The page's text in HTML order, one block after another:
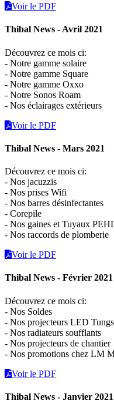
Voir le PDF
Thibal News - Avril 2021
Découvrez ce mois ci:
- Notre gamme solaire
- Notre gamme Square
- Notre gamme Oxxo
- Notre Sonos Roam
- Nos éclairages extérieurs
Voir le PDF
Thibal News - Mars 2021
Découvrez ce mois ci:
- Nos jacuzzis
- Nos prises Wifi
- Nos barres désinfectantes
- Corepile
- Nos gaines et Tuyaux
- Nos raccords de plomberie
Voir le PDF
Thibal News - Février 2021
Découvrez ce mois ci:
- Nos Soldes
- Nos projecteurs LED
- Nos radiateurs soufflants
- Nos projecteurs de chantier
- Nos promotions chez LM
Voir le PDF
Thibal News - Janvier 2021